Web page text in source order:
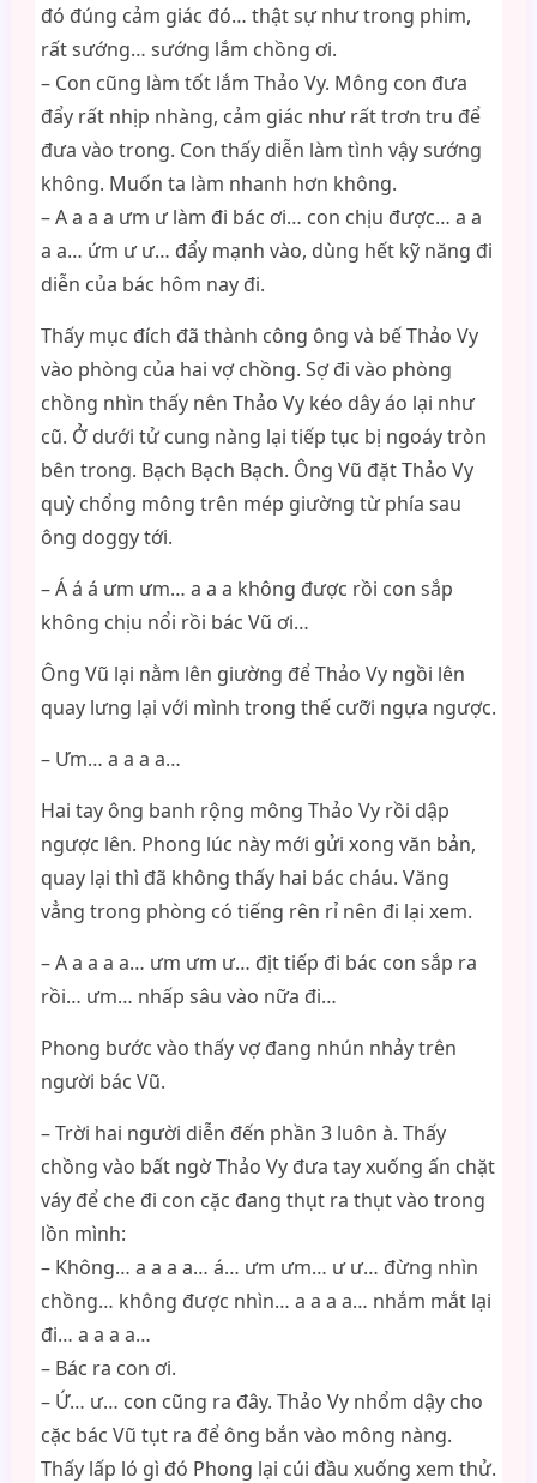
đó đúng cảm giác đó… thật sự như trong phim,
rất sướng… sướng lắm chồng ơi.
– Con cũng làm tốt lắm Thảo Vy. Mông con đưa
đẩy rất nhịp nhàng, cảm giác như rất trơn tru để
đưa vào trong. Con thấy diễn làm tình vậy sướng
không. Muốn ta làm nhanh hơn không.
– A a a a ưm ư làm đi bác ơi… con chịu được… a a
a a… ứm ư ư… đẩy mạnh vào, dùng hết kỹ năng đi
diễn của bác hôm nay đi.
Thấy mục đích đã thành công ông và bế Thảo Vy
vào phòng của hai vợ chồng. Sợ đi vào phòng
chồng nhìn thấy nên Thảo Vy kéo dây áo lại như
cũ. Ở dưới tử cung nàng lại tiếp tục bị ngoáy tròn
bên trong. Bạch Bạch Bạch. Ông Vũ đặt Thảo Vy
quỳ chổng mông trên mép giường từ phía sau
ông doggy tới.
– Á á á ưm ưm… a a a không được rồi con sắp
không chịu nổi rồi bác Vũ ơi…
Ông Vũ lại nằm lên giường để Thảo Vy ngồi lên
quay lưng lại với mình trong thế cưỡi ngựa ngược.
– Ưm… a a a a…
Hai tay ông banh rộng mông Thảo Vy rồi dập
ngược lên. Phong lúc này mới gửi xong văn bản,
quay lại thì đã không thấy hai bác cháu. Văng
vẳng trong phòng có tiếng rên rỉ nên đi lại xem.
– A a a a a… ưm ưm ư… địt tiếp đi bác con sắp ra
rồi… ưm… nhấp sâu vào nữa đi…
Phong bước vào thấy vợ đang nhún nhảy trên
người bác Vũ.
– Trời hai người diễn đến phần 3 luôn à. Thấy
chồng vào bất ngờ Thảo Vy đưa tay xuống ấn chặt
váy để che đi con cặc đang thụt ra thụt vào trong
lồn mình:
– Không… a a a a… á… ưm ưm… ư ư… đừng nhìn
chồng… không được nhìn… a a a a… nhắm mắt lại
đi… a a a a…
– Bác ra con ơi.
– Ứ… ư… con cũng ra đây. Thảo Vy nhổm dậy cho
cặc bác Vũ tụt ra để ông bắn vào mông nàng.
Thấy lấp ló gì đó Phong lại cúi đầu xuống xem thử.